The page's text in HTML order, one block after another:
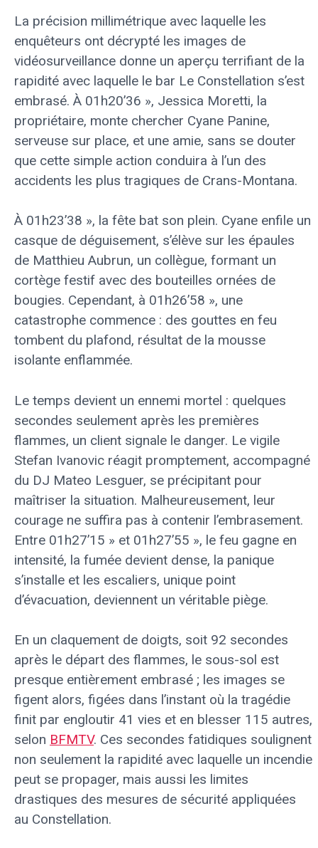
La précision millimétrique avec laquelle les
enquêteurs ont décrypté les images de
vidéosurveillance donne un aperçu terrifiant de la
rapidité avec laquelle le bar Le Constellation s’est
embrasé. À 01h20’36 », Jessica Moretti, la
propriétaire, monte chercher Cyane Panine,
serveuse sur place, et une amie, sans se douter
que cette simple action conduira à l’un des
accidents les plus tragiques de Crans-Montana.
À 01h23’38 », la fête bat son plein. Cyane enfile un
casque de déguisement, s’élève sur les épaules
de Matthieu Aubrun, un collègue, formant un
cortège festif avec des bouteilles ornées de
bougies. Cependant, à 01h26’58 », une
catastrophe commence : des gouttes en feu
tombent du plafond, résultat de la mousse
isolante enflammée.
Le temps devient un ennemi mortel : quelques
secondes seulement après les premières
flammes, un client signale le danger. Le vigile
Stefan Ivanovic réagit promptement, accompagné
du DJ Mateo Lesguer, se précipitant pour
maîtriser la situation. Malheureusement, leur
courage ne suffira pas à contenir l’embrasement.
Entre 01h27’15 » et 01h27’55 », le feu gagne en
intensité, la fumée devient dense, la panique
s’installe et les escaliers, unique point
d’évacuation, deviennent un véritable piège.
En un claquement de doigts, soit 92 secondes
après le départ des flammes, le sous-sol est
presque entièrement embrasé ; les images se
figent alors, figées dans l’instant où la tragédie
finit par engloutir 41 vies et en blesser 115 autres,
selon BFMTV. Ces secondes fatidiques soulignent
non seulement la rapidité avec laquelle un incendie
peut se propager, mais aussi les limites
drastiques des mesures de sécurité appliquées
au Constellation.